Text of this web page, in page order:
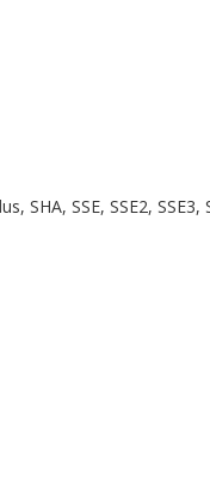
SSE, SSE2, SSE3,